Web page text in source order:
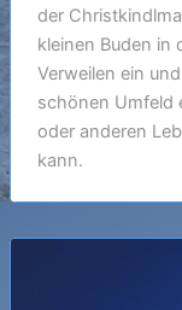
der
kleinen Buden in
Verweilen ein
schönen Umfeld
oder anderen
kann.